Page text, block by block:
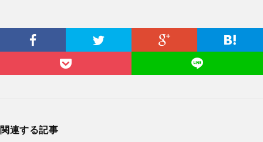
関連する記事